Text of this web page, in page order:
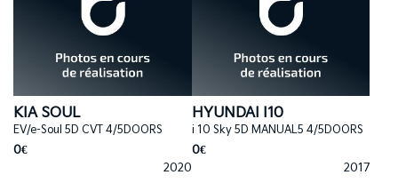
KIA SOUL
EV/e-Soul 5D CVT 4/5DOORS
0€
2020
HYUNDAI I10
i 10 Sky 5D MANUAL5 4/5DOORS
0€
2017